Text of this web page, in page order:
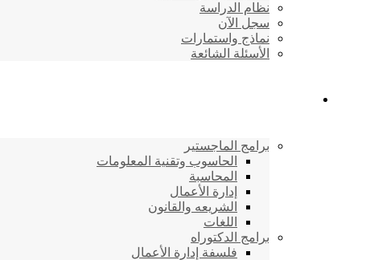
نظام الدراسة
سجل الآن
نماذج واستمارات
الأسئلة الشائعة
برامج الماجستير
الحاسوب وتقنية المعلومات
المحاسبة
إدارة الأعمال
الشريعه والقانون
اللغات
برامج الدكتوراه
فلسفة إدارة الأعمال